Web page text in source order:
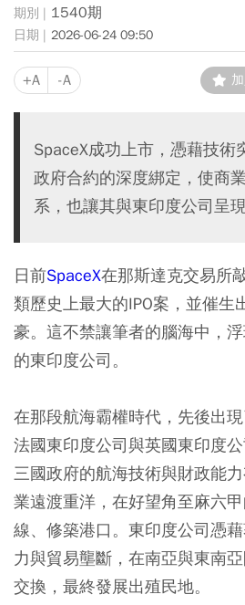
1540期
2026-06-24 09:50
+A -A
SpaceX成功上市，憑藉技術
政府合約的深度綁定，使商
系，也讓其與東印度公司呈
日前SpaceX在那斯達克交易所
類歷史上最大的IPO案，並催生
豪。這不禁讓筆者的腦海中，
的東印度公司。
在那段航海霸權時代，先後出現
法國東印度公司與英國東印度
三國政府的航海技術與財政能
業遠渡重洋，在好望角至麻六
線、修築港口。東印度公司憑
力與貿易壟斷，在南亞與東南
交換，最終發展出殖民地。